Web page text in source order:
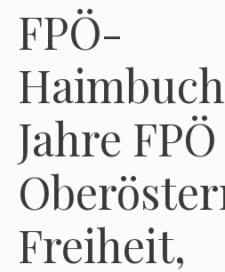
FPÖ-
Jahre FPÖ
Freiheit,